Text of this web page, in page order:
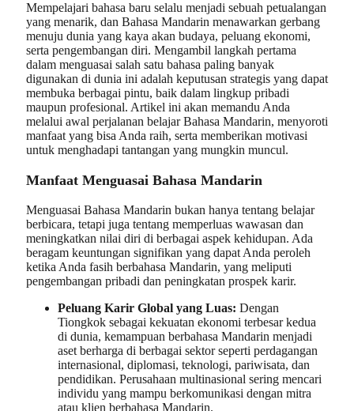
Mempelajari bahasa baru selalu menjadi sebuah petualangan
yang menarik, dan Bahasa Mandarin menawarkan gerbang
menuju dunia yang kaya akan budaya, peluang ekonomi,
serta pengembangan diri. Mengambil langkah pertama
dalam menguasai salah satu bahasa paling banyak
digunakan di dunia ini adalah keputusan strategis yang dapat
membuka berbagai pintu, baik dalam lingkup pribadi
maupun profesional. Artikel ini akan memandu Anda
melalui awal perjalanan belajar Bahasa Mandarin, menyoroti
manfaat yang bisa Anda raih, serta memberikan motivasi
untuk menghadapi tantangan yang mungkin muncul.
Manfaat Menguasai Bahasa Mandarin
Menguasai Bahasa Mandarin bukan hanya tentang belajar
berbicara, tetapi juga tentang memperluas wawasan dan
meningkatkan nilai diri di berbagai aspek kehidupan. Ada
beragam keuntungan signifikan yang dapat Anda peroleh
ketika Anda fasih berbahasa Mandarin, yang meliputi
pengembangan pribadi dan peningkatan prospek karir.
Peluang Karir Global yang Luas: Dengan
Tiongkok sebagai kekuatan ekonomi terbesar kedua
di dunia, kemampuan berbahasa Mandarin menjadi
aset berharga di berbagai sektor seperti perdagangan
internasional, diplomasi, teknologi, pariwisata, dan
pendidikan. Perusahaan multinasional sering mencari
individu yang mampu berkomunikasi dengan mitra
atau klien berbahasa Mandarin.